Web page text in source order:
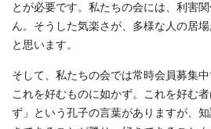
とが必要です。私たちの会には、利害
ん。そうした気楽さが、多様な人の居
と思います。
そして、私たちの会では常時会員募集
これを好むものに如かず。これを好む
ず」という孔子の言葉がありますが、